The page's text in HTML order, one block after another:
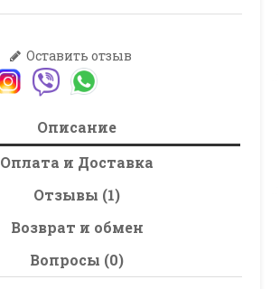
Оставить отзыв
Описание
Оплата и Доставка
Отзывы (1)
Возврат и обмен
Вопросы (0)